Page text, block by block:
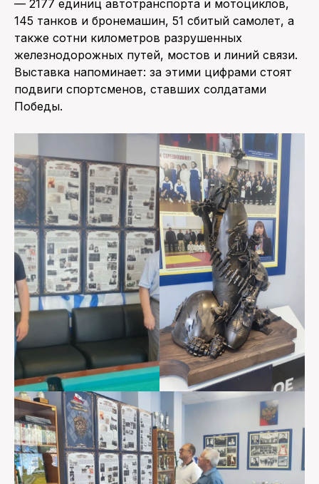
— 2177 единиц автотранспорта и мотоциклов,
145 танков и бронемашин, 51 сбитый самолет, а
также сотни километров разрушенных
железнодорожных путей, мостов и линий связи.
Выставка напоминает: за этими цифрами стоят
подвиги спортсменов, ставших солдатами
Победы.